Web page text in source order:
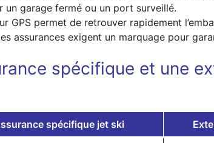
un garage fermé ou un port surveillé.
GPS permet de retrouver rapidement
assurances exigent un marquage pour
spécifique et une
spécifique jet ski